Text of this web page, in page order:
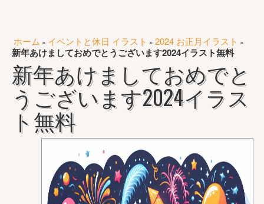
ホーム » イベントと休日 イラスト » 2024 お正月イラスト »
新年あけましておめでとうございます2024イラスト無料
新年あけましておめでと
うございます2024イラス
ト無料